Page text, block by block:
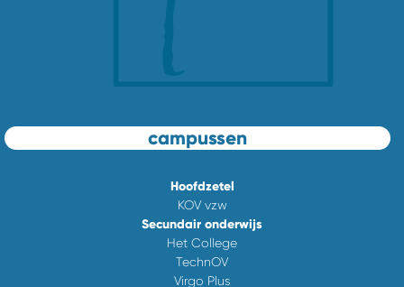
campussen
Hoofdzetel
KOV vzw
Secundair onderwijs
Het College
TechnOV
Virgo Plus